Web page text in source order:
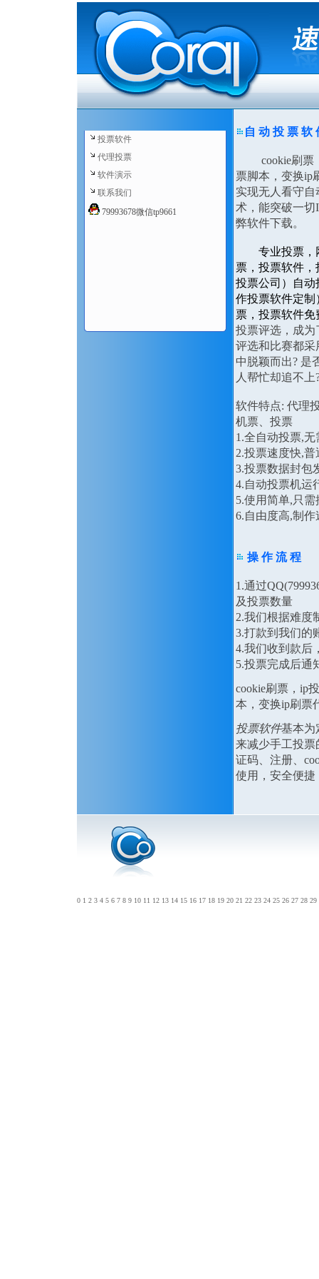
投票软件
代理投票
软件演示
联系我们
79993678微信tp9661
自 动 投 票 软
cookie刷票，
票脚本，变换ip
实现无人看守
术，能突破一切
弊软件下载。
专业投票，
票，投票软件
投票公司）自
作投票软件定制
票，投票软件免
投票评选，成
评选和比赛都
中脱颖而出? 是
人帮忙却追不上
软件特点: 代理
机票、投票
1.全自动投票,
2.投票速度快,
3.投票数据封包
4.自动投票机运
5.使用简单,只
6.自由度高,制
操 作 流 程
1.通过
及投票数量
2.我们根据难度
3.打款到我们的
4.我们收到款后
5.投票完成后通
cookie刷票，ip
本，变换ip刷
投票软件基本为
来减少手工投票
证码、注册、
使用，安全便
0 1 2 3 4 5 6 7 8 9 10 11 12 13 14 15 16 17 18 19 20 21 22 23 24 25 26 27 28 29